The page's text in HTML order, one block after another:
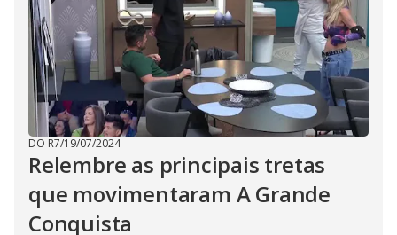
DO R7/19/07/2024
Relembre as principais tretas
que movimentaram A Grande
Conquista